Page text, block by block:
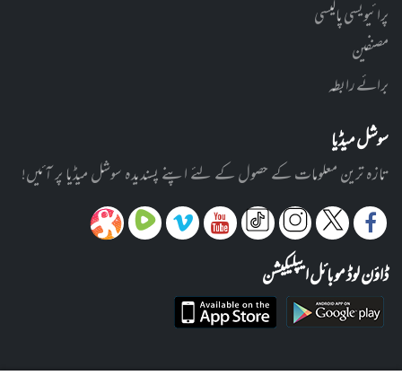
پرائیویسی پالیسی
مصنفین
برائے رابطہ
سوشل میڈیا
تازہ ترین معلومات کے حصول کے لئے اپنے پسندیدہ سوشل میڈیا پر آئیں!
ڈاؤن لوڈ موبائل ایپلیکیشن